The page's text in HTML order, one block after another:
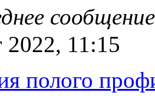
2022, 11:15
полого